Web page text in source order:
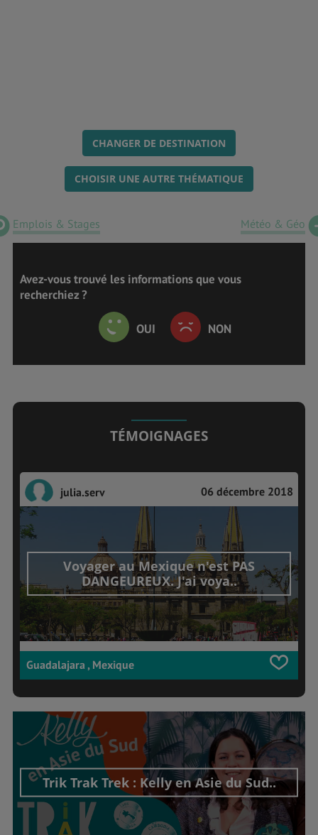
CHANGER DE DESTINATION
CHOISIR UNE AUTRE THÉMATIQUE
Emplois & Stages Météo & Géo
Avez-vous trouvé les informations que vous
recherchiez ?
OUI NON
TÉMOIGNAGES
julia.serv 06 décembre 2018
Voyager au Mexique n'est PAS
DANGEUREUX. J'ai voya..
Guadalajara , Mexique
Trik Trak Trek : Kelly en Asie du Sud..